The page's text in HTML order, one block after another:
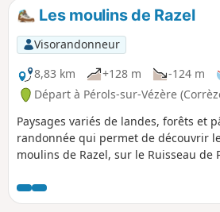
Les moulins de Razel
Visorandonneur
8,83 km
+128 m -124 m
Départ à Pérols-sur-Vézère
Paysages variés de landes, forêts et
randonnée qui permet de découvrir
moulins de Razel, sur le Ruisseau de